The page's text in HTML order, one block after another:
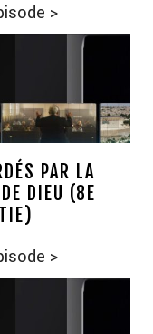
>
PAR LA
DIEU (8E
>